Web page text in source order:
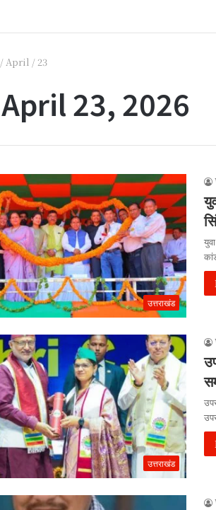
/April /23
April 23, 2026
उत्तराखंड
उत्तराखंड